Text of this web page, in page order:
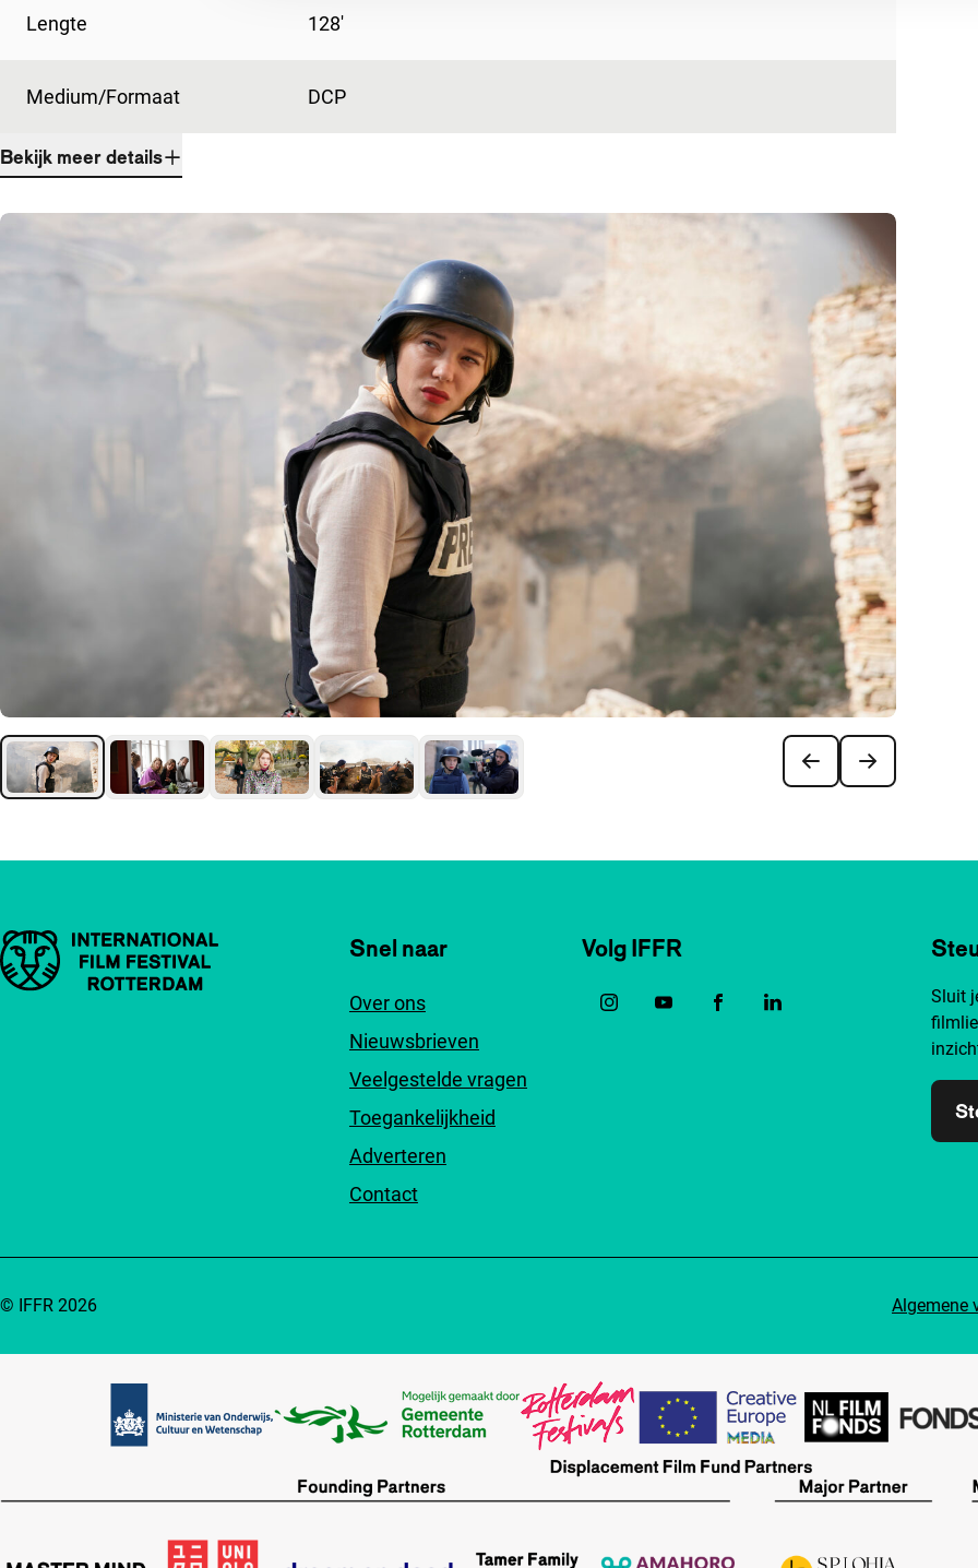
Lengte 128'
Medium/Formaat DCP
Bekijk meer details
Belangrijke links Snel naar
Over ons
Nieuwsbrieven
Veelgestelde vragen
Toegankelijkheid
Adverteren
Contact
Volg IFFR
Sluit
Algemene
© IFFR 2026